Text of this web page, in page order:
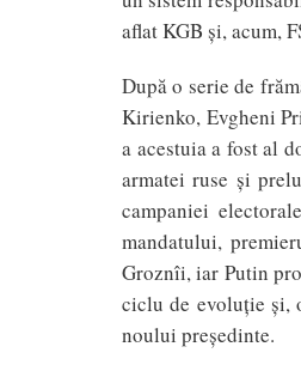
aflat KGB şi, acum,
După o serie de
Kirienko, Evgheni
a acestuia a fost al
armatei ruse şi
campaniei
mandatului,
Groznîi, iar Putin
ciclu de evoluţie şi,
noului preşedinte.